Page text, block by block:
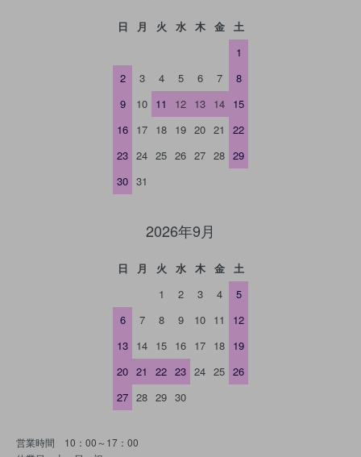
日 月 火 水 木 金
土
1
2
3 4 5 6 7
8
9
10 11 12 13 14 15
16 17 18 19 20 21
22
23 24 25 26 27 28 29
30 31
2026年9月
日 月 火 水 木 金
土
1
2 3 4
5
6
7 8 9 10 11
12
13 14 15 16 17 18 19
20 21 22 23 24 25 26
27 28 29 30
営業時間 10：00～17：00